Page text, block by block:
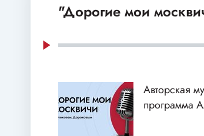
"Дорогие мои
Авторская
программа